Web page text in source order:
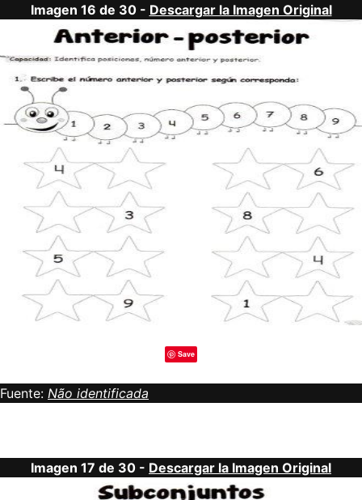
Imagen 16 de 30 - Descargar la Imagen Original
Save
Fuente: Não identificada
Imagen 17 de 30 - Descargar la Imagen Original